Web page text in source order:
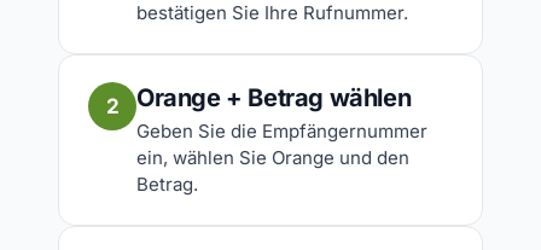
bestätigen Sie Ihre Rufnummer.
2 Orange + Betrag wählen
Geben Sie die Empfängernummer
ein, wählen Sie Orange und den
Betrag.